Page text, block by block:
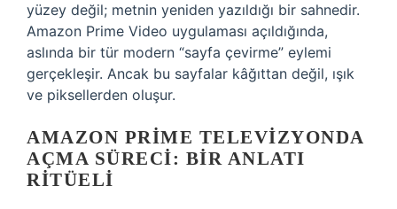
yüzey değil; metnin yeniden yazıldığı bir sahnedir.
Amazon Prime Video uygulaması açıldığında,
aslında bir tür modern “sayfa çevirme” eylemi
gerçekleşir. Ancak bu sayfalar kâğıttan değil, ışık
ve piksellerden oluşur.
AMAZON PRIME TELEVIZYONDA
AÇMA SÜRECI: BIR ANLATI
RITÜELI